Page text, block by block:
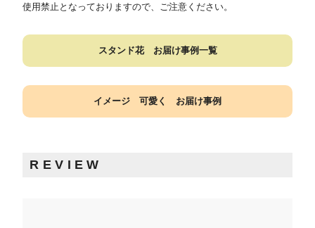
使用禁止となっておりますので、ご注意ください。
スタンド花 お届け事例一覧
イメージ 可愛く お届け事例
REVIEW